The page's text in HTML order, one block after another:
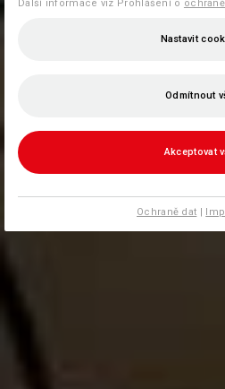
Další informace viz Prohlášení o
Nastavit
Odmítnout
Akceptovat
Ochraně dat |